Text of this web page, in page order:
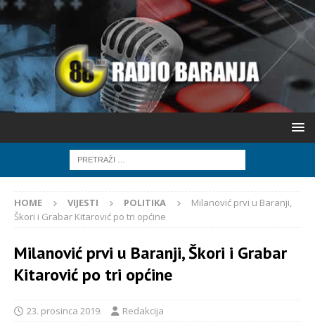
HOME VIJESTI POLITIKA
Milanović prvi u Baranji,
Škori i Grabar Kitarović po tri općine
Milanović prvi u Baranji, Škori i Grabar
Kitarović po tri općine
23. prosinca 2019. Redakcija